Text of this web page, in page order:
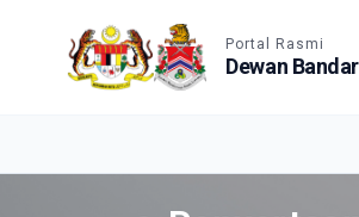
Portal Rasmi
Dewan